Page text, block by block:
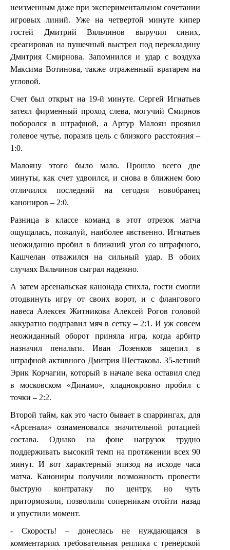
неизменным даже при экспериментальном сочетании
игровых линий. Уже на четвертой минуте кипер
гостей Дмитрий Вяльчинов выручил синих,
среагировав на пушечный выстрел под перекладину
Дмитрия Смирнова. Запомнился и удар с воздуха
Максима Вотинова, также отраженный вратарем на
угловой.
Счет был открыт на 19-й минуте. Сергей Игнатьев
затеял фирменный проход слева, могучий Смирнов
поборолся в штрафной, а Артур Малоян проявил
голевое чутье, поразив цель с близкого расстояния –
1:0.
Малояну этого было мало. Прошло всего две
минуты, как счет удвоился, и снова в ближнем бою
отличился последний на сегодня новобранец
канониров – 2:0.
Разница в классе команд в этот отрезок матча
ощущалась, пожалуй, наиболее явственно. Игнатьев
неожиданно пробил в ближний угол со штрафного,
Кашчелан отважился на сильный удар. В обоих
случаях Вяльчинов сыграл надежно.
А затем арсенальская канонада стихла, гости смогли
отодвинуть игру от своих ворот, и с флангового
навеса Алексея Житникова Алексей Рогов головой
аккуратно подправил мяч в сетку – 2:1. И уж совсем
неожиданный оборот приняла игра, когда арбитр
назначил пенальти. Иван Лозенков зацепил в
штрафной активного Дмитрия Шестакова. 35-летний
Эрик Корчагин, который в начале века оставил след
в московском «Динамо», хладнокровно пробил с
точки – 2:2.
Второй тайм, как это часто бывает в спаррингах, для
«Арсенала» ознаменовался значительной ротацией
состава. Однако на фоне нагрузок трудно
поддерживать высокий темп на протяжении всех 90
минут. И вот характерный эпизод на исходе часа
матча. Канониры получили возможность провести
быструю контратаку по центру, но чуть
притормозили, позволили соперникам отойти назад
и упустили момент.
- Скорость! – донеслась не нуждающаяся в
комментариях требовательная реплика с тренерской